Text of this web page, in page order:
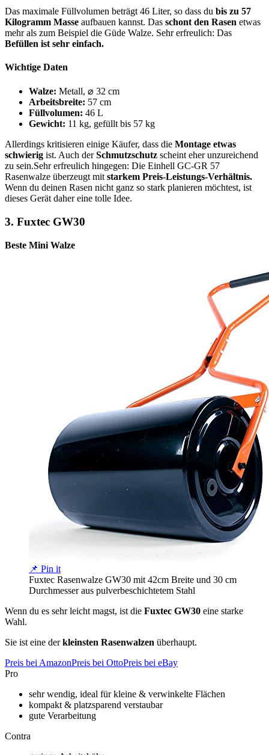
Das maximale Füllvolumen beträgt 46 Liter, so dass du bis zu 57
Kilogramm Masse aufbauen kannst. Das schont den Rasen etwas
mehr als zum Beispiel die Güde Walze. Sehr erfreulich: Das
Befüllen ist sehr einfach.
Wichtige Daten
Walze: Metall, ⌀ 32 cm
Arbeitsbreite: 57 cm
Füllvolumen: 46 L
Gewicht: 11 kg, gefüllt bis 57 kg
Allerdings kritisieren einige Käufer, dass die Montage etwas
schwierig ist. Auch derSchmutzschutz scheint eher unzureichend
zu sein.Sehr erfreulich hingegen: Die Einhell GC-GR 57
Rasenwalze überzeugt mit starkem Preis-Leistungs-Verhältnis.
Wenn du deinen Rasen nicht ganz so stark planieren möchtest, ist
dieses Gerät daher eine tolle Idee.
3. Fuxtec GW30
Beste Mini Walze
📌 Pin it
Fuxtec Rasenwalze GW30 mit 42cm Breite und 30 cm
Durchmesser aus pulverbeschichtetem Stahl
Wenn du es sehr leicht magst, ist die Fuxtec GW30 eine starke
Wahl.
Sie ist eine derkleinsten Rasenwalzen überhaupt.
Preis bei AmazonPreis bei OttoPreis bei eBay
Pro
sehr wendig, ideal für kleine & verwinkelte Flächen
kompakt & platzsparend verstaubar
gute Verarbeitung
Contra